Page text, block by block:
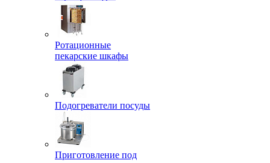
Ротационные
пекарские шкафы
Подогреватели посуды
Приготовление под